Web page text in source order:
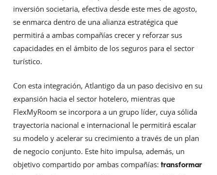
inversión societaria, efectiva desde este mes de agosto,
se enmarca dentro de una alianza estratégica que
permitirá a ambas compañías crecer y reforzar sus
capacidades en el ámbito de los seguros para el sector
turístico.
Con esta integración, Atlantigo da un paso decisivo en su
expansión hacia el sector hotelero, mientras que
FlexMyRoom se incorpora a un grupo líder, cuya sólida
trayectoria nacional e internacional le permitirá escalar
su modelo y acelerar su crecimiento a través de un plan
de negocio conjunto. Este hito impulsa, además, un
objetivo compartido por ambas compañías: transformar